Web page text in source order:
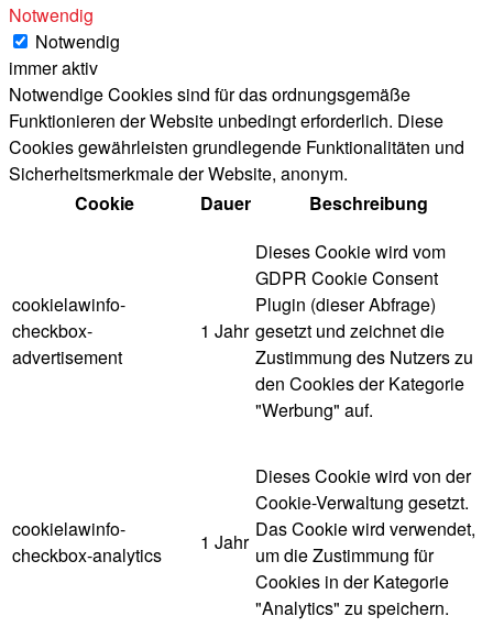
Notwendig
Notwendig
immer aktiv
Notwendige Cookies sind für das ordnungsgemäße
Funktionieren der Website unbedingt erforderlich. Diese
Cookies gewährleisten grundlegende Funktionalitäten und
Sicherheitsmerkmale der Website, anonym.
Cookie
Dauer Beschreibung
cookielawinfo-
checkbox-
advertisement
1 Jahr
Dieses Cookie wird vom
GDPR Cookie Consent
Plugin (dieser Abfrage)
gesetzt und zeichnet die
Zustimmung des Nutzers zu
den Cookies der Kategorie
"Werbung" auf.
cookielawinfo-
checkbox-analytics
1 Jahr
Dieses Cookie wird von der
Cookie-Verwaltung gesetzt.
Das Cookie wird verwendet,
um die Zustimmung für
Cookies in der Kategorie
"Analytics" zu speichern.